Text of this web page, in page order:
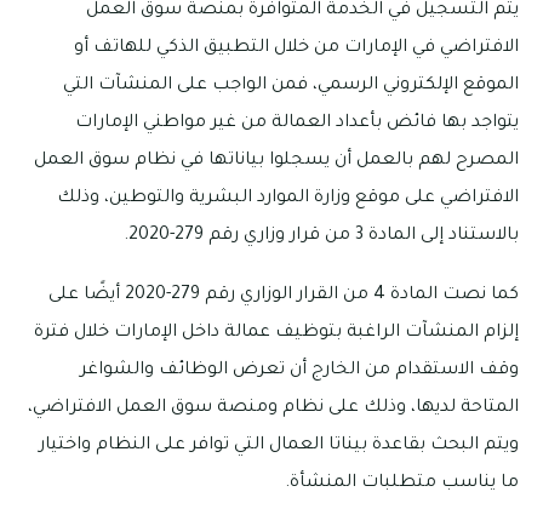
يتم التسجيل في الخدمة المتوافرة بمنصة سوق العمل
الافتراضي في الإمارات من خلال التطبيق الذكي للهاتف أو
الموقع الإلكتروني الرسمي، فمن الواجب على المنشآت التي
يتواجد بها فائض بأعداد العمالة من غير مواطني الإمارات
المصرح لهم بالعمل أن يسجلوا بياناتها في نظام سوق العمل
الافتراضي على موقع وزارة الموارد البشرية والتوطين، وذلك
بالاستناد إلى المادة 3 من قرار وزاري رقم 279-2020.
كما نصت المادة 4 من القرار الوزاري رقم 279-2020 أيضًا على
إلزام المنشآت الراغبة بتوظيف عمالة داخل الإمارات خلال فترة
وقف الاستقدام من الخارج أن تعرض الوظائف والشواغر
المتاحة لديها، وذلك على نظام ومنصة سوق العمل الافتراضي،
ويتم البحث بقاعدة بيناتا العمال التي توافر على النظام واختيار
ما يناسب متطلبات المنشأة.